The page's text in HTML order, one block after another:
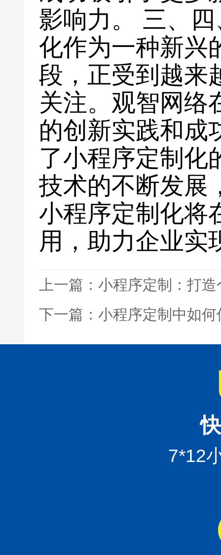
影响力。 三、
化作为一种新兴
段，正受到越来
关注。观智网络
的创新实践和成
了小程序定制化
技术的不断发展
小程序定制化将
用，助力企业实
上一篇：小程序定制：打
下一篇：小程序定制中如
7*12